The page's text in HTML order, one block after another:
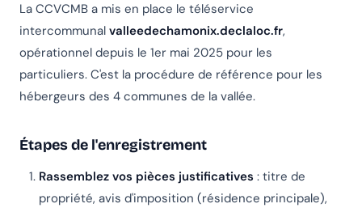
La CCVCMB a mis en place le téléservice
intercommunal valleedechamonix.declaloc.fr,
opérationnel depuis le 1er mai 2025 pour les
particuliers. C'est la procédure de référence pour les
hébergeurs des 4 communes de la vallée.
Étapes de l'enregistrement
Rassemblez vos pièces justificatives : titre de
propriété, avis d'imposition (résidence principale),